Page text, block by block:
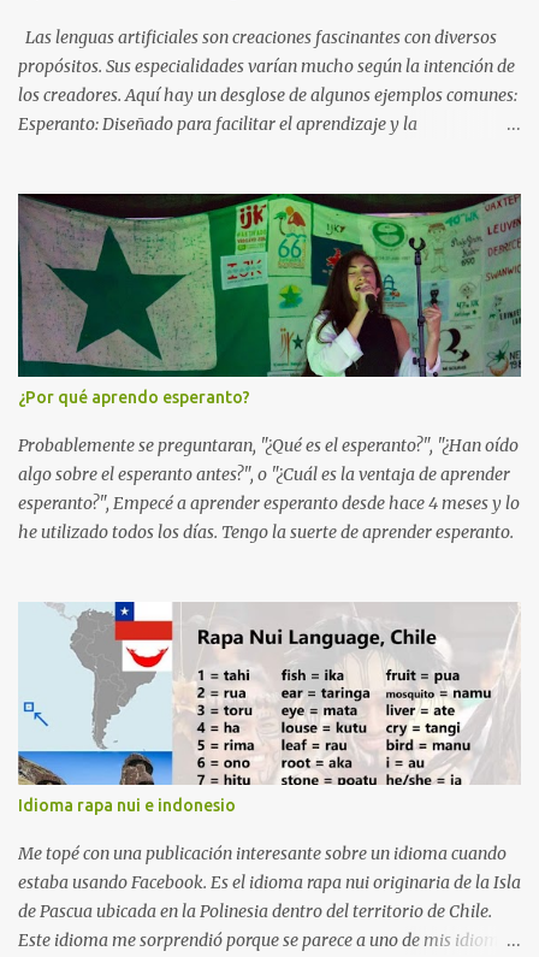
Las lenguas artificiales son creaciones fascinantes con diversos
propósitos. Sus especialidades varían mucho según la intención de
los creadores. Aquí hay un desglose de algunos ejemplos comunes:
Esperanto: Diseñado para facilitar el aprendizaje y la
común simplificado de idiomas europeos existentes, con el objetivo
de lograr el máximo vocabulario internacional. Klingon: Diseñado
para sonar extraño y culturalmente distinto, con una gramática
compleja y una fonología única. Lojban: Diseñado para lograr
precisión lógica y minimizar la ambigüedad. Sambahsa: Diseñado
como un idioma auxiliar internacional que se centra en la
simplicidad y la neutralidad, extrayendo vocabulario y gramática
del indoeuropeo modificado según el uso moderno común.
Intereslavo: Destinado a la comunicación entre hablantes de
diferentes lenguas eslavas. Su objetivo es permitir una comu...
¿Por qué aprendo esperanto?
Probablemente se preguntaran, "¿Qué es el esperanto?", "¿Han oído
algo sobre el esperanto antes?", o "¿Cuál es la ventaja de aprender
esperanto?", Empecé a aprender esperanto desde hace 4 meses y lo
he utilizado todos los días. Tengo la suerte de aprender esperanto.
Idioma rapa nui e indonesio
Me topé con una publicación interesante sobre un idioma cuando
estaba usando Facebook. Es el idioma rapa nui originaria de la Isla
de Pascua ubicada en la Polinesia dentro del territorio de Chile.
Este idioma me sorprendió porque se parece a uno de mis idiomas